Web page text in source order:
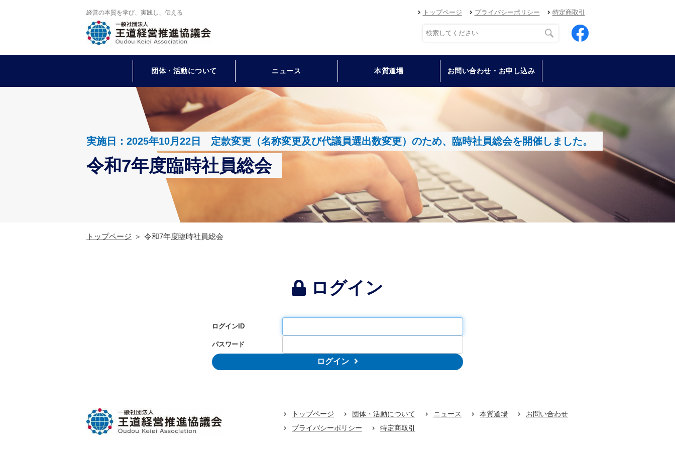
経営の本質を学び、実践し、伝える トップページ プライバシーポリシー 特定商取引
団体・活動について ニュース 本質道場 お問い合わせ・お申し込み
実施日：2025年10月22日 定款変更（名称変更及び代議員選出数変更）のため、臨時社員総会を開催しました。
令和7年度臨時社員総会
トップページ 令和7年度臨時社員総会
ログイン
ログインID
パスワード
ログイン
トップページ 団体・活動について ニュース 本質道場
お問い合わせ
プライバシーポリシー
特定商取引